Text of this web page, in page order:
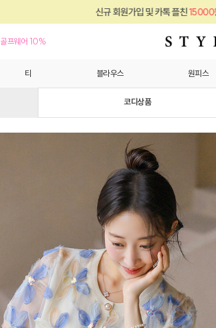
신규 회원가입 및 카톡 플친15000원혜택!
골프웨어 10%
티 블라우스 원피스
코디상품